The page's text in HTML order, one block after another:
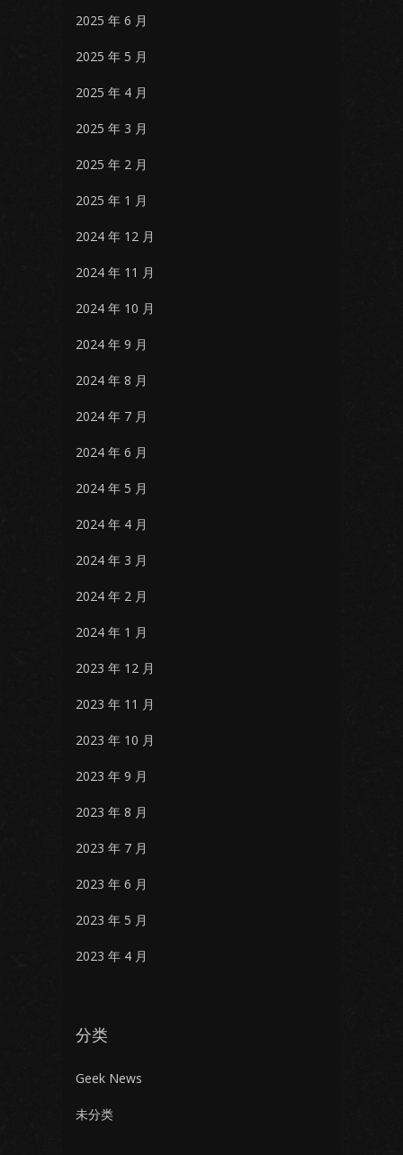
2025 年 6 月
2025 年 5 月
2025 年 4 月
2025 年 3 月
2025 年 2 月
2025 年 1 月
2024 年 12 月
2024 年 11 月
2024 年 10 月
2024 年 9 月
2024 年 8 月
2024 年 7 月
2024 年 6 月
2024 年 5 月
2024 年 4 月
2024 年 3 月
2024 年 2 月
2024 年 1 月
2023 年 12 月
2023 年 11 月
2023 年 10 月
2023 年 9 月
2023 年 8 月
2023 年 7 月
2023 年 6 月
2023 年 5 月
2023 年 4 月
分类
Geek News
未分类